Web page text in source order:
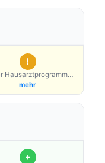
!
Hausarztprogramm
möglich
mehr
+